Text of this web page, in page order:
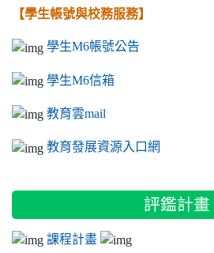
【學生帳號與校務服務】
學生M6帳號公告
學生M6信箱
教育雲mail
教育發展資源入口網
評鑑計畫
課程計畫